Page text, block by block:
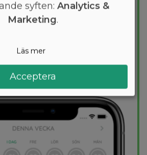
effektiva guiden till
En dietplan är skräddarsydd
hälsosamma recept
varje dag.
PROVAGRATIS
syften: Analytics &
Marketing.
Läs mer
Acceptera